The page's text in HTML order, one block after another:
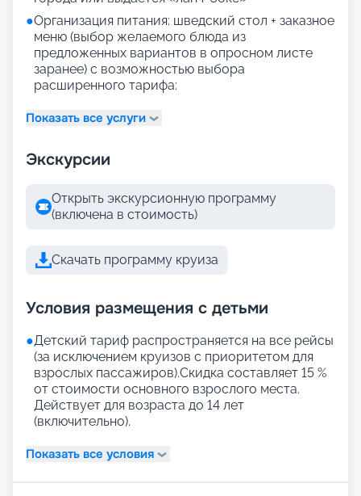
●Организация питания: шведский стол + заказное
меню (выбор желаемого блюда из
предложенных вариантов в опросном листе
заранее) с возможностью выбора
расширенного тарифа:
Показать все услуги
Экскурсии
Открыть экскурсионную программу
(включена в стоимость)
Скачать программу круиза
Условия размещения с детьми
●Детский тариф распространяется на все рейсы
(за исключением круизов с приоритетом для
взрослых пассажиров).Скидка составляет 15 %
от стоимости основного взрослого места.
Действует для возраста до 14 лет
(включительно).
Показать все условия